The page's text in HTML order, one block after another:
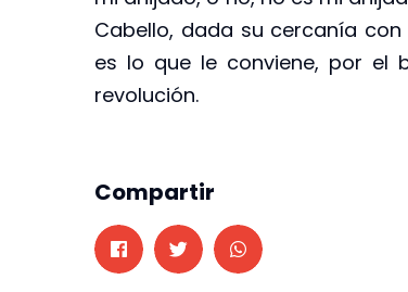
Cabello, dada su cercanía
es lo que le conviene, por el
revolución.
Compartir